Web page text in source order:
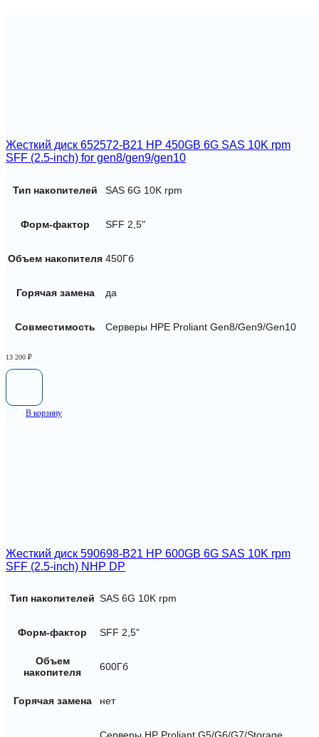
Жесткий диск 652572-B21 HP 450GB 6G SAS 10K rpm
SFF (2.5-inch) for gen8/gen9/gen10
Тип накопителей SAS 6G 10K rpm
Форм-фактор SFF 2,5"
Объем накопителя 450Гб
Горячая замена да
Совместимость Серверы HPE Proliant Gen8/Gen9/Gen10
13 200 ₽
В корзину
Жесткий диск 590698-B21 HP 600GB 6G SAS 10K rpm
SFF (2.5-inch) NHP DP
Тип накопителей SAS 6G 10K rpm
Форм-фактор SFF 2,5"
Объем
накопителя
600Гб
Горячая замена нет